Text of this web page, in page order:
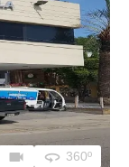
videocam 360 360º